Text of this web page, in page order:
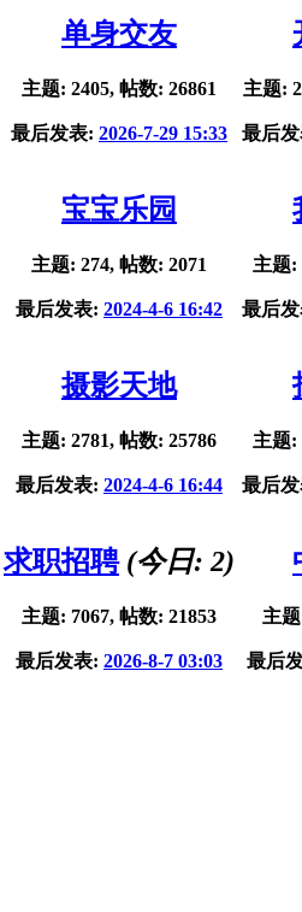
单身交友
主题: 2405, 帖数: 26861
最后发表: 2026-7-29 15:33
主题:
最后
宝宝乐园
主题: 274, 帖数: 2071
最后发表: 2024-4-6 16:42
主题:
最后
摄影天地
主题: 2781, 帖数: 25786
最后发表: 2024-4-6 16:44
主题:
最后
求职招聘(今日: 2)
主题: 7067, 帖数: 21853
最后发表: 2026-8-7 03:03
主
最后